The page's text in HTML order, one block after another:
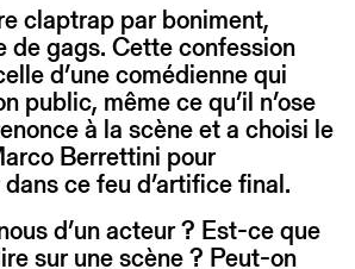
claptrap par boniment,
de gags. Cette confession
d’une comédienne qui
public, même ce qu’il n’ose
à la scène et a choisi le
Berrettini pour
ce feu d’artifice final.
d’un acteur ? Est-ce que
sur une scène ? Peut-on